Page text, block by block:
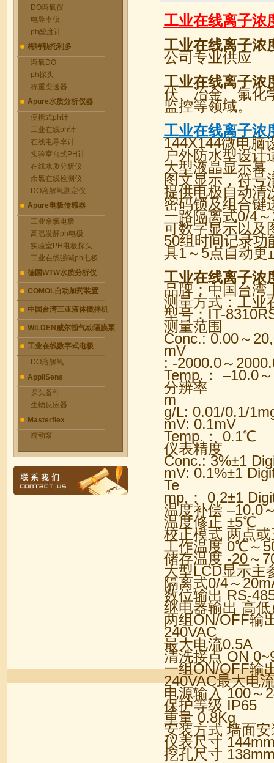
DO溶氧仪
电导率仪
ph酸度计
梅特勒托利多
溶氧DO
ph探头
称重变送器
Apure水质分析仪器
便携式ph计
工业在线ph计
在线电导率计
实验室台式PH计
在线水质分析仪
余氯在线检测仪
DO溶解氧测定仪
Apure电极传感器
工业余氯电极
高温发酵ph电极
实验室PH电极探头
工业在线强碱ph电极
德国WTW水质分析仪
COMOL自动加药装置
中国台湾三亚液体搅拌机
WILDEN威尔顿气动隔膜泵
工业在线数字式电极
DO溶解氧
AppliSens
探头备件
生物反应器
Masterflex
蠕动泵
工业在线离子浓
工业在线离子浓
公司专业供应
工业在线离子浓
伏、冶金、氟化
监控等领域。
工业在线离子浓
144X144微电脑
户外防水型设计
大型液晶显示幕
图文显示，符号
提供电极自动清
密码锁及组合键
一路隔离式0/4
可数字显示以及
50组时间记录功
具1～5点自动更
工业在线离子浓
品牌：中国台湾
测量方式：工业
型号：IT-
测量范围
Conc.: 0.00～
mV
: -2000.0～
Temp.： –10.0
分辨率
m
g/L: 0.01/0.1/
mV: 0.1mV
Temp.： 0.1℃
仪表精度
Conc.: 3%±1
mV: 0.1%±1
Te
mp.： 0.2±1
温度补偿 –10.0
温度修正 ±5℃
校正模式 两点
工作温度 0℃～
储存温度 -20～
大型LCD显示主
隔离式0/4～
数位输出 RS-
继电器输出 高
两组ON/OFF输
240VAC
最大电流0.5A
清洗接点 ON
一组ON/OFF输
240VAC最大电
电源输入 100～
保护等级 IP65
重量 0.8Kg
安装方式 墙面
仪表尺寸
挖孔尺寸